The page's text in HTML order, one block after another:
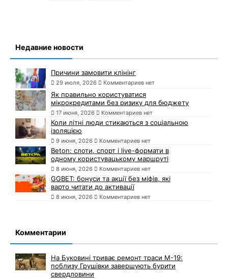
Недавние новости
Причини замовити клінінг
29 июля, 2026 Комментариев нет
Як правильно користуватися
мікрокредитами без ризику для бюджету
17 июня, 2026 Комментариев нет
Коли літні люди стикаються з соціальною
ізоляцією
9 июня, 2026 Комментариев нет
Beton: слоти, спорт і live-формати в
одному користувацькому маршруті
8 июня, 2026 Комментариев нет
GGBET: бонуси та акції без міфів, які
варто читати до активації
8 июня, 2026 Комментариев нет
Комментарии
На Буковині триває ремонт траси М-19:
поблизу Грушівки завершують бурити
свердловини